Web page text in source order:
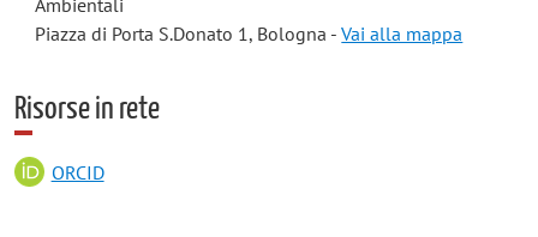
Ambientali
Piazza di Porta S.Donato 1, Bologna -Vai alla mappa
Risorse in rete
ORCID